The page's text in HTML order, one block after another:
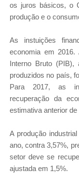
os juros básicos, o
produção e o
As instuições
economia em
Interno Bruto
produzidos no país,
Para 2017, as
recuperação da
estimativa anterior
A produção
ano, contra 3,57%,
setor deve se
ajustada em 1,5%.